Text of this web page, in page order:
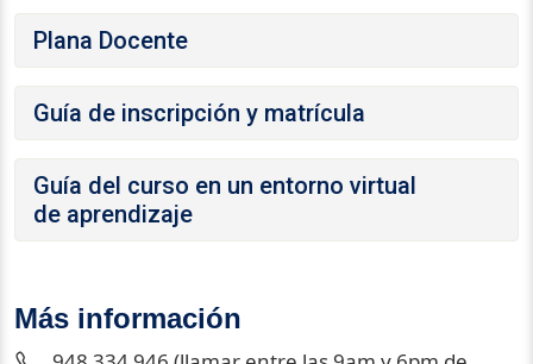
Plana Docente
Guía de inscripción y matrícula
Guía del curso en un entorno virtual
de aprendizaje
Más información